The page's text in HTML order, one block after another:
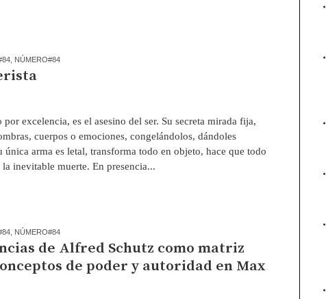
NÚMERO#84
excelencia, es el asesino del ser. Su secreta mirada fija,
cuerpos o emociones, congelándolos, dándoles
arma es letal, transforma todo en objeto, hace que todo
inevitable muerte. En presencia...
NÚMERO#84
de Alfred Schutz como matriz
de poder y autoridad en Max